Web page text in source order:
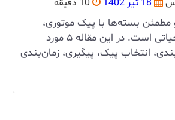
18 تیر 1402 10 دقیقه
مطمئن بسته‌ها با پیک موتوری،
رعایت چند نکته حیاتی است. در این مقاله ۵ مورد
انتخاب پیک، پیگیری، زمان‌بندی